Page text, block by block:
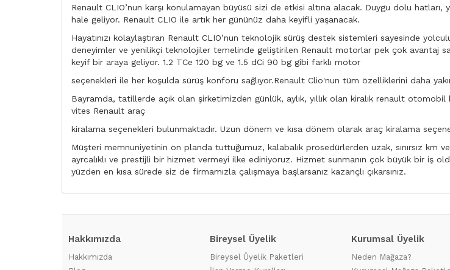
Renault CLIO’nun karşı konulamayan büyüsü sizi de etkisi altına alacak. Duygu dolu hatları,
hale geliyor. Renault CLIO ile artık her gününüz daha keyifli yaşanacak.
Hayatınızı kolaylaştıran Renault CLIO’nun teknolojik sürüş destek sistemleri sayesinde
deneyimler ve yenilikçi teknolojiler temelinde geliştirilen Renault motorlar pek çok avantaj
keyif bir araya geliyor. 1.2 TCe 120 bg ve 1.5 dCi 90 bg gibi farklı motor
seçenekleri ile her koşulda sürüş konforu sağlıyor.Renault Clio'nun tüm özelliklerini daha
Bayramda, tatillerde açık olan şirketimizden günlük, aylık, yıllık olan kiralık renault
vites Renault araç
kiralama seçenekleri bulunmaktadır. Uzun dönem ve kısa dönem olarak araç kiralama
Müşteri memnuniyetinin ön planda tuttuğumuz, kalabalık prosedürlerden uzak, sınırsız km
ayrcalıklı ve prestijli bir hizmet vermeyi ilke ediniyoruz. Hizmet sunmanın çok büyük bir iş
yüzden en kısa sürede siz de firmamızla çalışmaya başlarsanız kazançlı çıkarsınız.
Hakkımızda
Hakkımızda
Bireysel Üyelik
Bireysel Üyelik Paketleri
Kurumsal Üyelik
Neden Mağaza?